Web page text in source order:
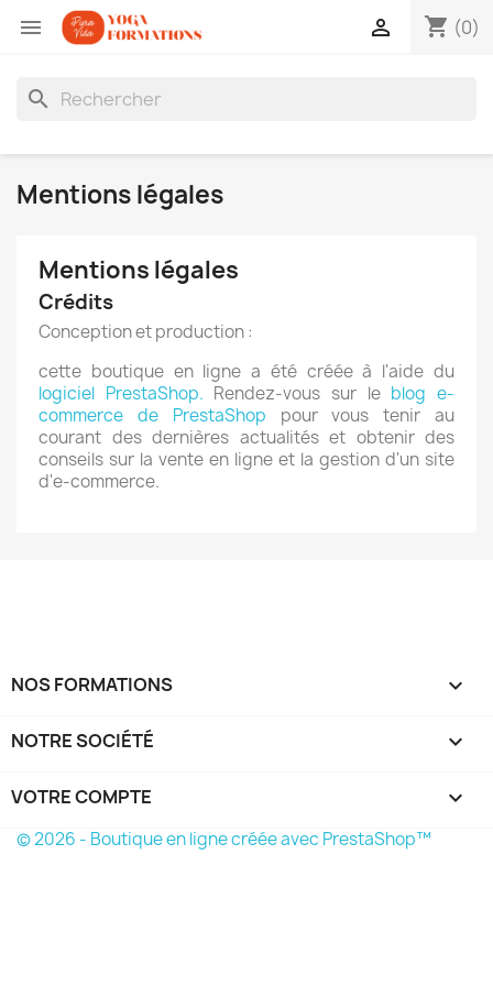
 shopping_cart (0)

search
Mentions légales
Mentions légales
Crédits
Conception et production :
cette boutique en ligne a été créée à l'aide du
logiciel PrestaShop. Rendez-vous sur le blog e-
commerce de PrestaShop pour vous tenir au
courant des dernières actualités et obtenir des
conseils sur la vente en ligne et la gestion d'un site
d'e-commerce.
NOS FORMATIONS 
NOTRE SOCIÉTÉ 
VOTRE COMPTE 
© 2026 - Boutique en ligne créée avec PrestaShop™